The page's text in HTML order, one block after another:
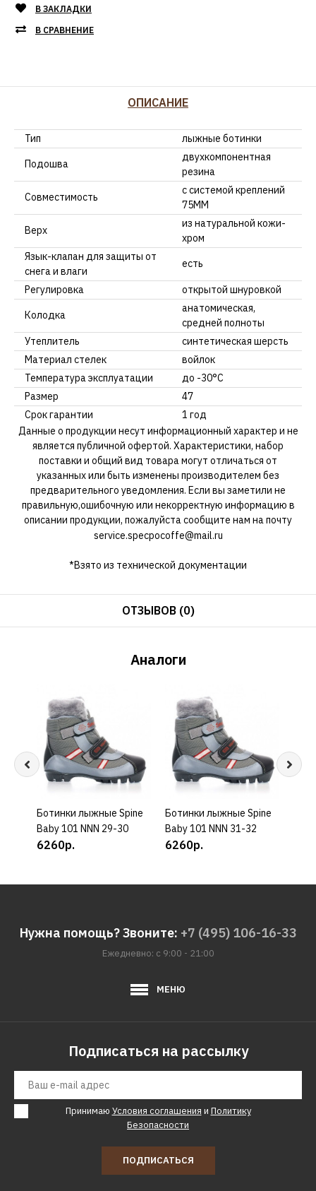
В ЗАКЛАДКИ
В СРАВНЕНИЕ
ОПИСАНИЕ
Тип
лыжные ботинки
Подошва
двухкомпонентная
резина
Совместимость
с системой креплений
75ММ
Верх
из натуральной кожи-
хром
Язык-клапан для защиты от
снега и влаги
есть
Регулировка
открытой шнуровкой
Колодка
анатомическая,
средней полноты
Утеплитель
синтетическая шерсть
Материал стелек
войлок
Температура эксплуатации
до -30°С
Размер
47
Срок гарантии
1 год
Данные о продукции несут информационный характер и не
является публичной офертой. Характеристики, набор
поставки и общий вид товара могут отличаться от
указанных или быть изменены производителем без
предварительного уведомления. Если вы заметили не
правильную,ошибочную или некорректную информацию в
описании продукции, пожалуйста сообщите нам на почту
service.specpocoffe@mail.ru
*Взято из технической документации
ОТЗЫВОВ (0)
Аналоги
КУПИТЬ
Ботинки лыжные Spine
Baby 101 NNN 29-30
6260р.
КУПИТЬ
Ботинки лыжные Spine
Baby 101 NNN 31-32
6260р.
Нужна помощь? Звоните: +7 (495) 106-16-33
Ежедневно: с 9:00 - 21:00
МЕНЮ
Подписаться на рассылку
Принимаю Условия соглашения и Политику
Безопасности
ПОДПИСАТЬСЯ